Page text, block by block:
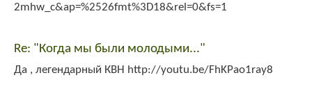
2mhw_c&ap=%2526fmt%3D18&rel=0&fs=1
Re: "Когда мы были молодыми..."
Да , легендарный КВН http://youtu.be/FhKPao1ray8